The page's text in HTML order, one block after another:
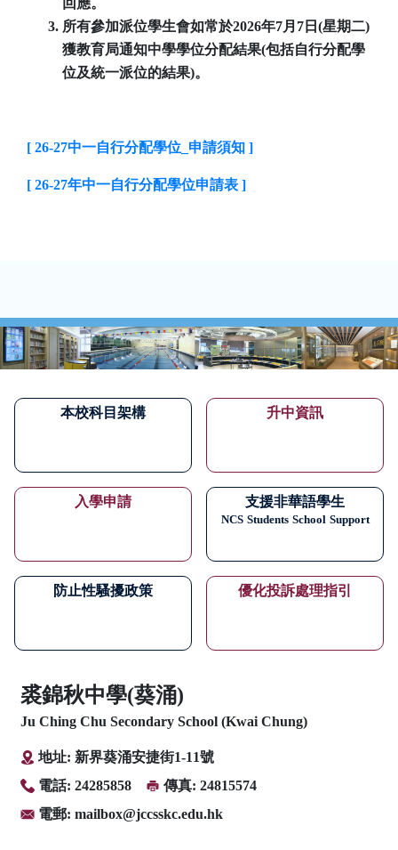
回應。
所有參加派位學生會如常於2026年7月7日(星期二)
獲教育局通知中學學位分配結果(包括自行分配學
位及統一派位的結果)。
[ 26-27中一自行分配學位_申請須知 ]
[ 26-27年中一自行分配學位申請表 ]
本校科目架構 升中資訊
入學申請 支援非華語學生
NCS Students School Support
防止性騷擾政策 優化投訴處理指引
裘錦秋中學(葵涌)
Ju Ching Chu Secondary School (Kwai Chung)
地址: 新界葵涌安捷街1-11號
電話: 24285858
傳真: 24815574
電郵: mailbox@jccsskc.edu.hk